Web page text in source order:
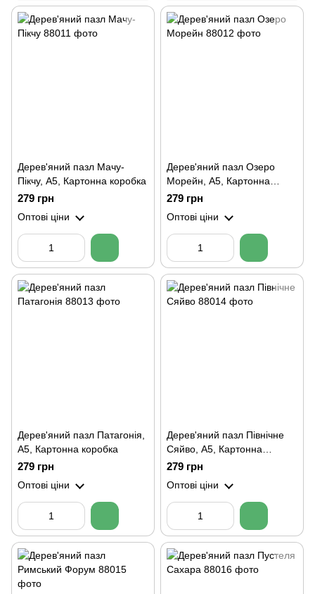
Дерев'яний пазл Мачу-
Пікчу, А5, Картонна коробка
279 грн
Оптові ціни
Дерев'яний пазл Озеро
Морейн, А5, Картонна
коробка
279 грн
Оптові ціни
Дерев'яний пазл Патагонія,
А5, Картонна коробка
279 грн
Оптові ціни
Дерев'яний пазл Північне
Сяйво, А5, Картонна
коробка
279 грн
Оптові ціни